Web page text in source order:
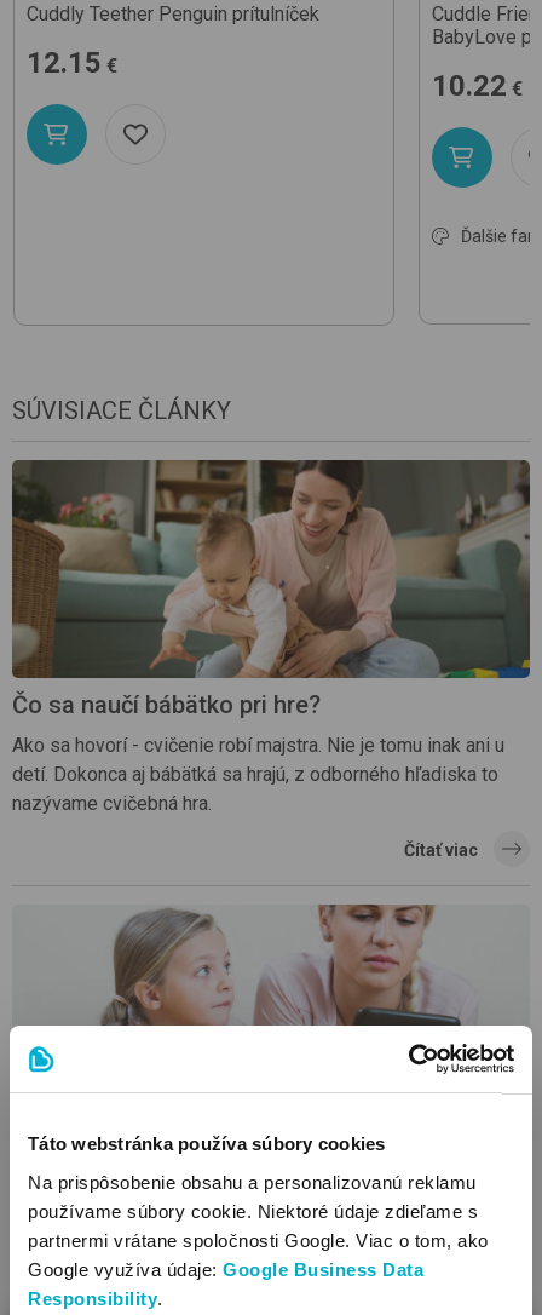
Táto webstránka používa súbory cookies
Na prispôsobenie obsahu a personalizovanú reklamu
používame súbory cookie. Niektoré údaje zdieľame s
partnermi vrátane spoločnosti Google. Viac o tom, ako
Google využíva údaje: Google Business Data
Responsibility.
Cuddly Teether Penguin prítulníček
12.15 €
Cuddle
BabyLove
10.22 €
Ďalšie
SÚVISIACE ČLÁNKY
Čo sa naučí bábätko pri hre?
Ako sa hovorí - cvičenie robí majstra. Nie je tomu inak ani u
detí. Dokonca aj bábätká sa hrajú, z odborného hľadiska to
nazývame cvičebná hra.
Čítať viac
Čo je rodičovský phubbing?
Rodičovský phubbing je jav, keď je rodič fyzicky prítomný, ale
jeho pozornosť sa sústreďuje na telefón, čo ho robí
emocionálne nedostupným pre dieťa.